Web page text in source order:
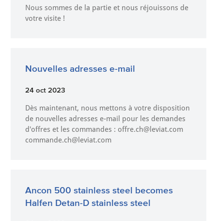
Nous sommes de la partie et nous réjouissons de
votre visite !
Nouvelles adresses e-mail
24 oct 2023
Dès maintenant, nous mettons à votre disposition
de nouvelles adresses e-mail pour les demandes
d'offres et les commandes : offre.ch@leviat.com
commande.ch@leviat.com
Ancon 500 stainless steel becomes
Halfen Detan-D stainless steel